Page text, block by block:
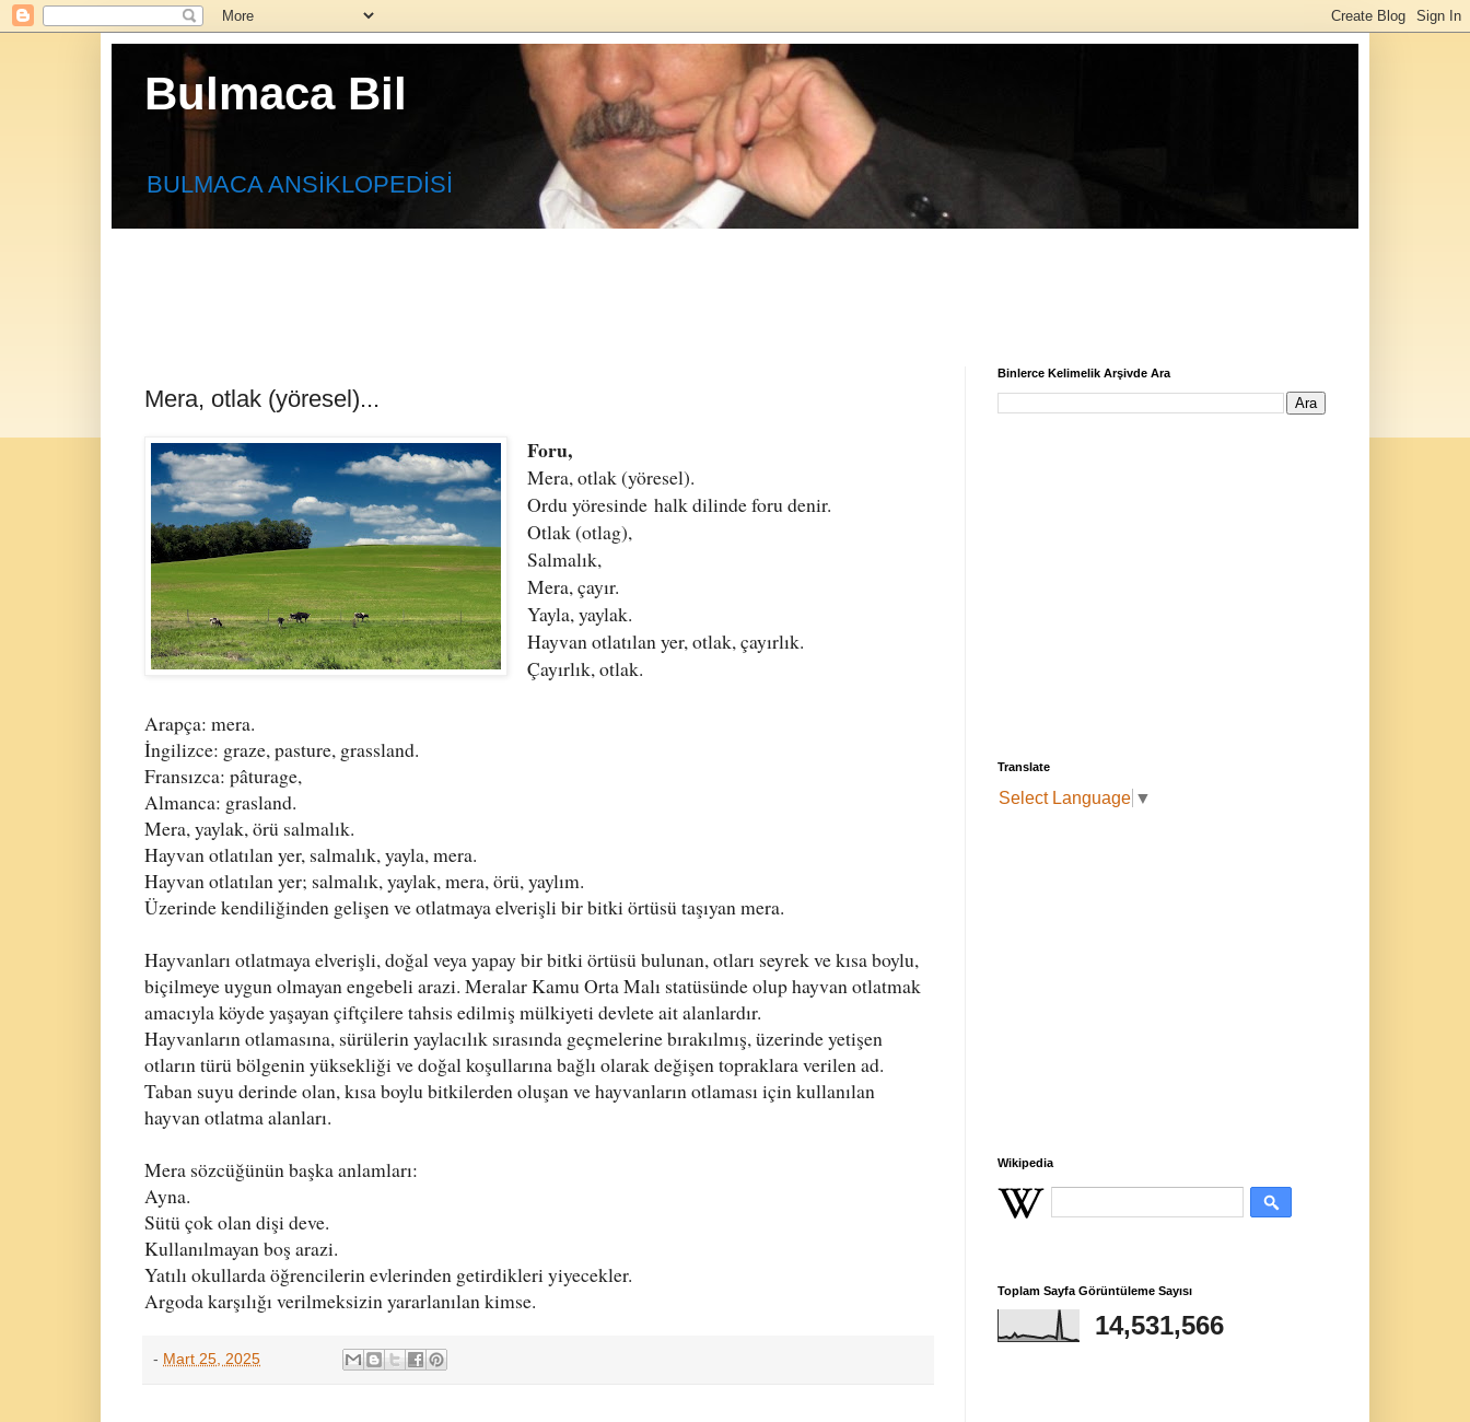
Bulmaca Bil
BULMACA ANSİKLOPEDİSİ
Mera, otlak (yöresel)...
Foru,
Mera, otlak (yöresel).
Ordu yöresinde halk dilinde foru denir.
Otlak (otlag),
Salmalık,
Mera, çayır.
Yayla, yaylak.
Hayvan otlatılan yer, otlak, çayırlık.
Çayırlık, otlak.
Arapça: mera.
İngilizce: graze, pasture, grassland.
Fransızca: pâturage,
Almanca: grasland.
Mera, yaylak, örü salmalık.
Hayvan otlatılan yer, salmalık, yayla, mera.
Hayvan otlatılan yer; salmalık, yaylak, mera, örü, yaylım.
Üzerinde kendiliğinden gelişen ve otlatmaya elverişli bir bitki örtüsü taşıyan mera.
Hayvanları otlatmaya elverişli, doğal veya yapay bir bitki örtüsü bulunan, otları seyrek ve kısa boylu,
biçilmeye uygun olmayan engebeli arazi. Meralar Kamu Orta Malı statüsünde olup hayvan otlatmak
amacıyla köyde yaşayan çiftçilere tahsis edilmiş mülkiyeti devlete ait alanlardır.
Hayvanların otlamasına, sürülerin yaylacılık sırasında geçmelerine bırakılmış, üzerinde yetişen
otların türü bölgenin yüksekliği ve doğal koşullarına bağlı olarak değişen topraklara verilen ad.
Taban suyu derinde olan, kısa boylu bitkilerden oluşan ve hayvanların otlaması için kullanılan
hayvan otlatma alanları.
Mera sözcüğünün başka anlamları:
Ayna.
Sütü çok olan dişi deve.
Kullanılmayan boş arazi.
Yatılı okullarda öğrencilerin evlerinden getirdikleri yiyecekler.
Argoda karşılığı verilmeksizin yararlanılan kimse.
- Mart 25, 2025
Binlerce Kelimelik Arşivde Ara
Translate
Select Language ▼
Wikipedia
Toplam Sayfa Görüntüleme Sayısı
14,531,566